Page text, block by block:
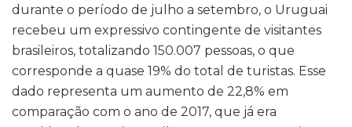
durante o período de julho a setembro, o Uruguai
recebeu um expressivo contingente de visitantes
brasileiros, totalizando 150.007 pessoas, o que
corresponde a quase 19% do total de turistas. Esse
dado representa um aumento de 22,8% em
comparação com o ano de 2017, que já era